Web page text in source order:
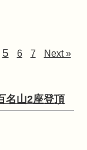
5 6 7 Next »
名山2座登頂